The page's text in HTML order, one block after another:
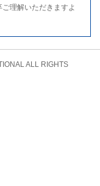
理解いただきますよ